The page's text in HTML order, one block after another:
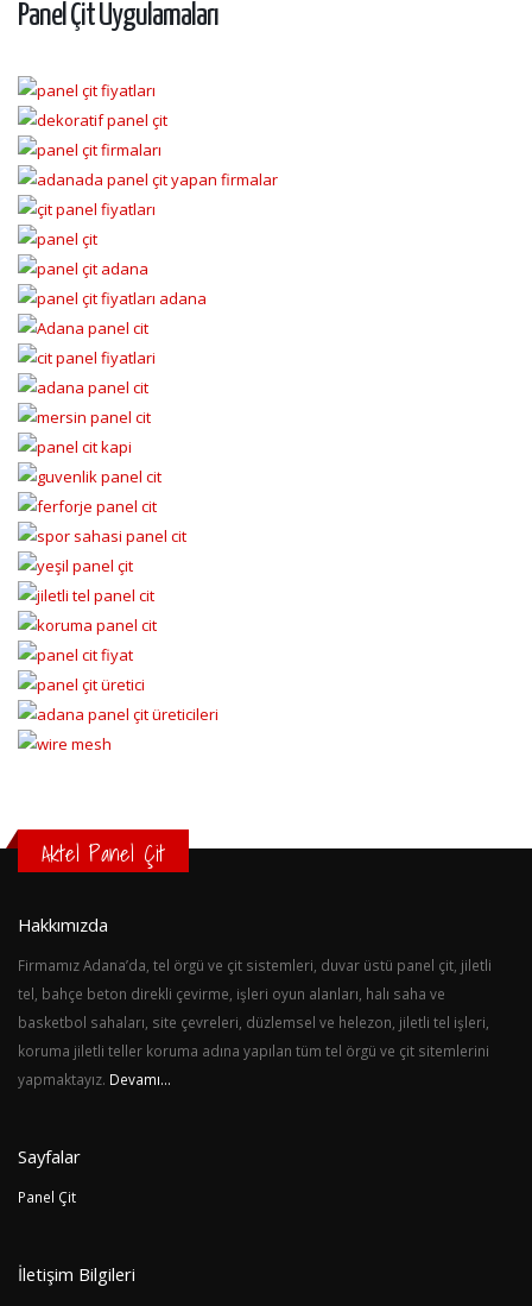
Panel Çit Uygulamaları
Aktel Panel Çit
Hakkımızda
Firmamız Adana’da, tel örgü ve çit sistemleri, duvar üstü panel çit, jiletli
tel, bahçe beton direkli çevirme, işleri oyun alanları, halı saha ve
basketbol sahaları, site çevreleri, düzlemsel ve helezon, jiletli tel işleri,
koruma jiletli teller koruma adına yapılan tüm tel örgü ve çit sitemlerini
yapmaktayız. Devamı…
Sayfalar
Panel Çit
İletişim Bilgileri